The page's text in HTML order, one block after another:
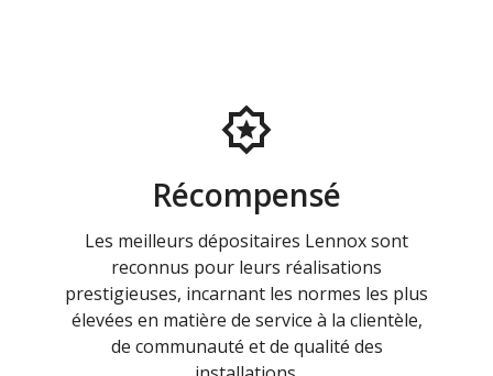
Récompensé
Les meilleurs dépositaires Lennox sont
reconnus pour leurs réalisations
prestigieuses, incarnant les normes les plus
élevées en matière de service à la clientèle,
de communauté et de qualité des